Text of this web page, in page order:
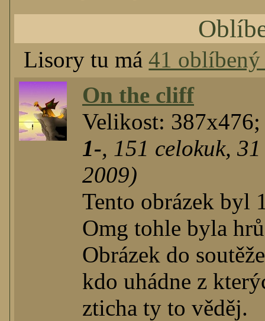
Lisory tu má41 oblíbený
On the cliff
Velikost:
1-, 151 celokuk,31
2009)
Tento obrázek byl
Omg tohle byla
Obrázek do
kdo uhádne z
zticha ty to věděj.